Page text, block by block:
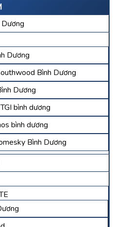
Dương
Bình Dương
Dương
bình dương
bình dương
Bình Dương